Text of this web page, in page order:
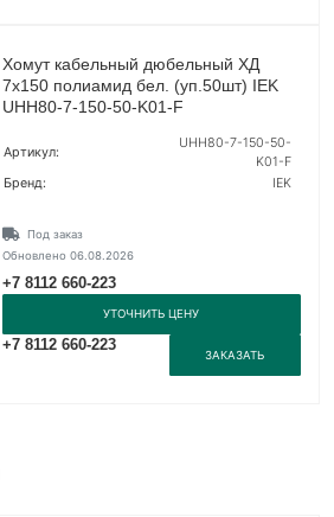
Хомут кабельный дюбельный ХД
7х150 полиамид бел. (уп.50шт) IEK
UHH80-7-150-50-K01-F
Артикул:
UHH80-7-150-50-
K01-F
Бренд:
IEK
Под заказ
Обновлено 06.08.2026
+7 8112 660-223
УТОЧНИТЬ ЦЕНУ
+7 8112 660-223
ЗАКАЗАТЬ